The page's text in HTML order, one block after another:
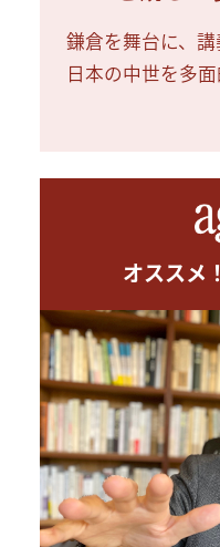
鎌倉を舞台に、
日本の中世を多面
オススメ